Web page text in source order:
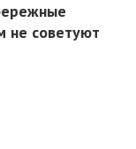
не советуют